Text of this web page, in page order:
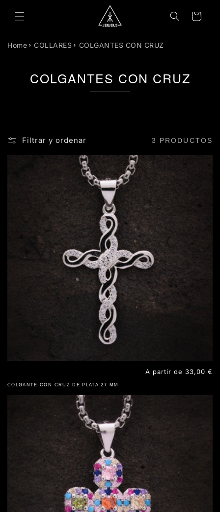
CONTENIDO
Carrito
Home COLLARES COLGANTES CON CRUZ
COLGANTES CON CRUZ
Filtrar y ordenar 3 PRODUCTOS
COLGANTE CON CRUZ DE PLATA 27 MM
Precio
habitual
A partir de 33,00 €